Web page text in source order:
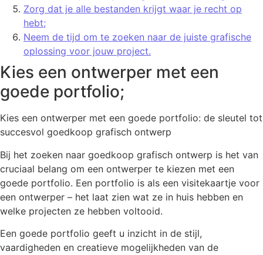
Zorg dat je alle bestanden krijgt waar je recht op
hebt;
Neem de tijd om te zoeken naar de juiste grafische
oplossing voor jouw project.
Kies een ontwerper met een
goede portfolio;
Kies een ontwerper met een goede portfolio: de sleutel tot
succesvol goedkoop grafisch ontwerp
Bij het zoeken naar goedkoop grafisch ontwerp is het van
cruciaal belang om een ontwerper te kiezen met een
goede portfolio. Een portfolio is als een visitekaartje voor
een ontwerper – het laat zien wat ze in huis hebben en
welke projecten ze hebben voltooid.
Een goede portfolio geeft u inzicht in de stijl,
vaardigheden en creatieve mogelijkheden van de